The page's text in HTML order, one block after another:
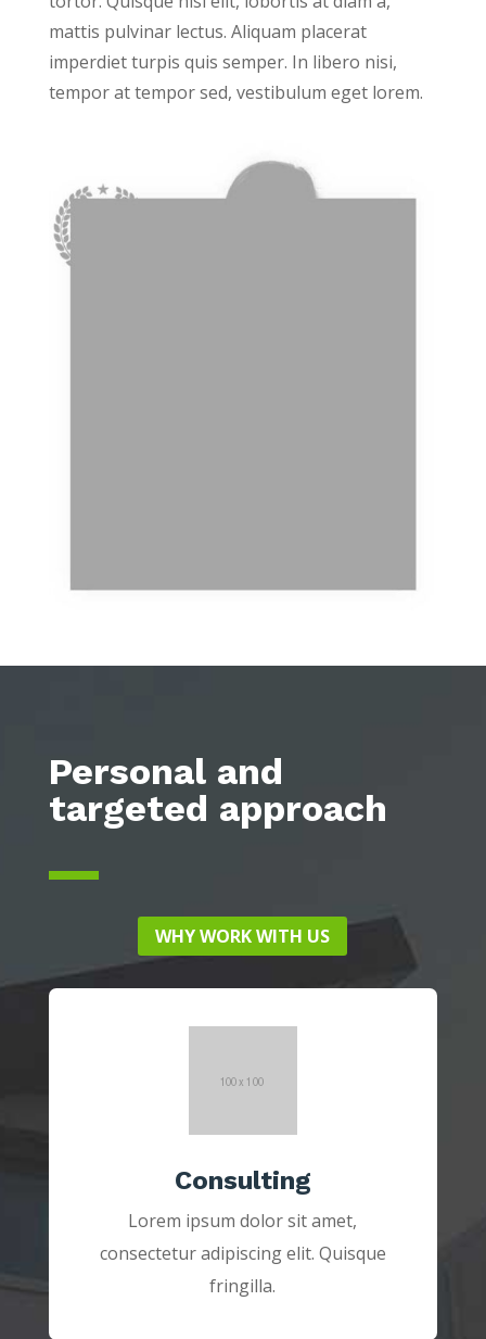
mattis pulvinar lectus. Aliquam placerat
imperdiet turpis quis semper. In libero nisi,
tempor at tempor sed, vestibulum eget lorem.
Personal and
targeted approach
WHY WORK WITH US
Consulting
Lorem ipsum dolor sit amet,
consectetur adipiscing elit. Quisque
fringilla.